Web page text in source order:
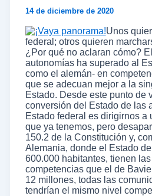
14 de diciembre de 2020
Unos
federal; otros quieren
¿Por qué no aclaran cómo?
autonomías ha superado al
como el alemán- en
que se adecuan mejor a la
Estado. Desde este punto de
conversión del Estado de las
Estado federal es dirigirnos a
que ya tenemos, pero
150.2 de la Constitución y,
Alemania, donde el Estado
600.000 habitantes, tienen
competencias que el de
12 millones, todas las
tendrían el mismo nivel